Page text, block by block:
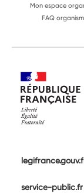
Mon espace
FAQ
service-public.fr